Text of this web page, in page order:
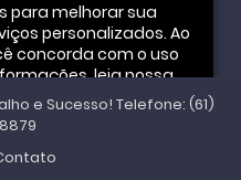
para melhorar sua
personalizados. Ao
concorda com o uso
leia nossa
.
e Sucesso! Telefone: (61)